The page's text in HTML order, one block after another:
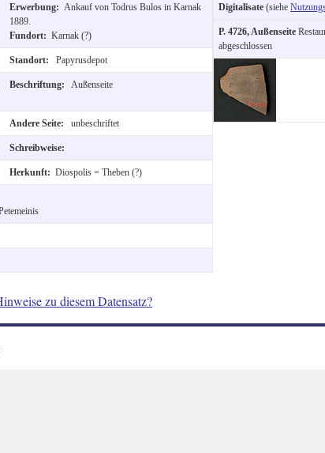
Erwerbung: Ankauf von Todrus Bulos in Karnak
1889.
Fundort: Karnak (?)
Standort: Papyrusdepot
Beschriftung: Außenseite
Andere Seite: unbeschriftet
Schreibweise:
Herkunft: Diospolis = Theben (?)
Digitalisate (siehe
P. 4726, Außenseite
abgeschlossen
zu diesem Datensatz?